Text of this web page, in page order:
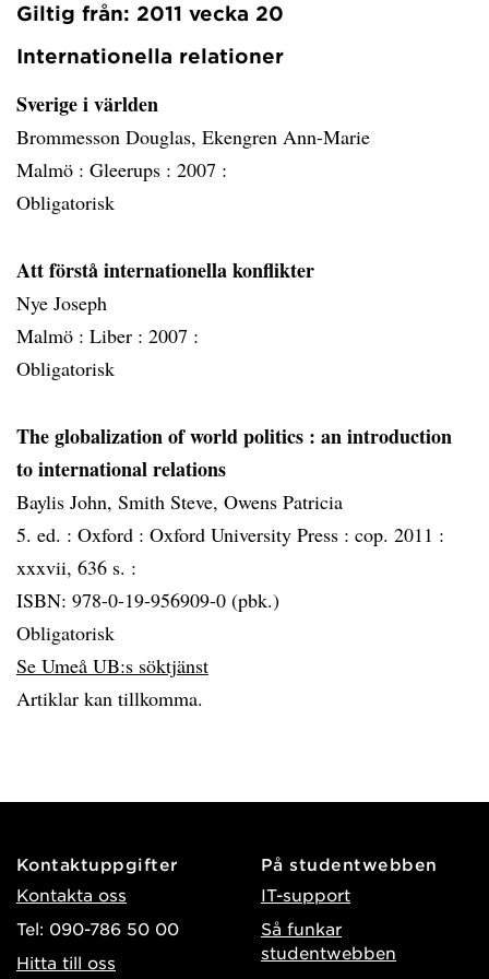
Giltig från: 2011 vecka 20
Internationella relationer
Sverige i världen
Brommesson Douglas, Ekengren Ann-Marie
Malmö : Gleerups : 2007 :
Obligatorisk
Att förstå internationella konflikter
Nye Joseph
Malmö : Liber : 2007 :
Obligatorisk
The globalization of world politics : an introduction
to international relations
Baylis John, Smith Steve, Owens Patricia
5. ed. : Oxford : Oxford University Press : cop. 2011 :
xxxvii, 636 s. :
ISBN: 978-0-19-956909-0 (pbk.)
Obligatorisk
Se Umeå UB:s söktjänst
Artiklar kan tillkomma.
Kontaktuppgifter
Kontakta oss
Tel: 090-786 50 00
Hitta till oss
På studentwebben
IT-support
Så funkar
studentwebben